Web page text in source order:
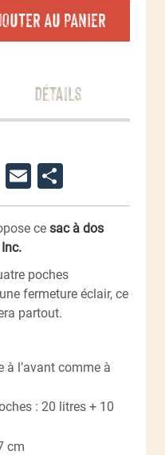
AU PANIER
Détails
WhatsApp
Email
ce sac à dos
poches
fermeture éclair, ce
partout.
l’avant comme à
: 20 litres + 10
cm